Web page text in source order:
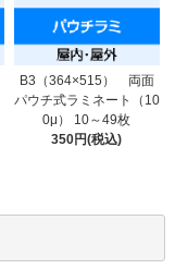
B3（364×515） 両面
パウチ式ラミネート（10
0μ） 10～49枚
350円(税込)